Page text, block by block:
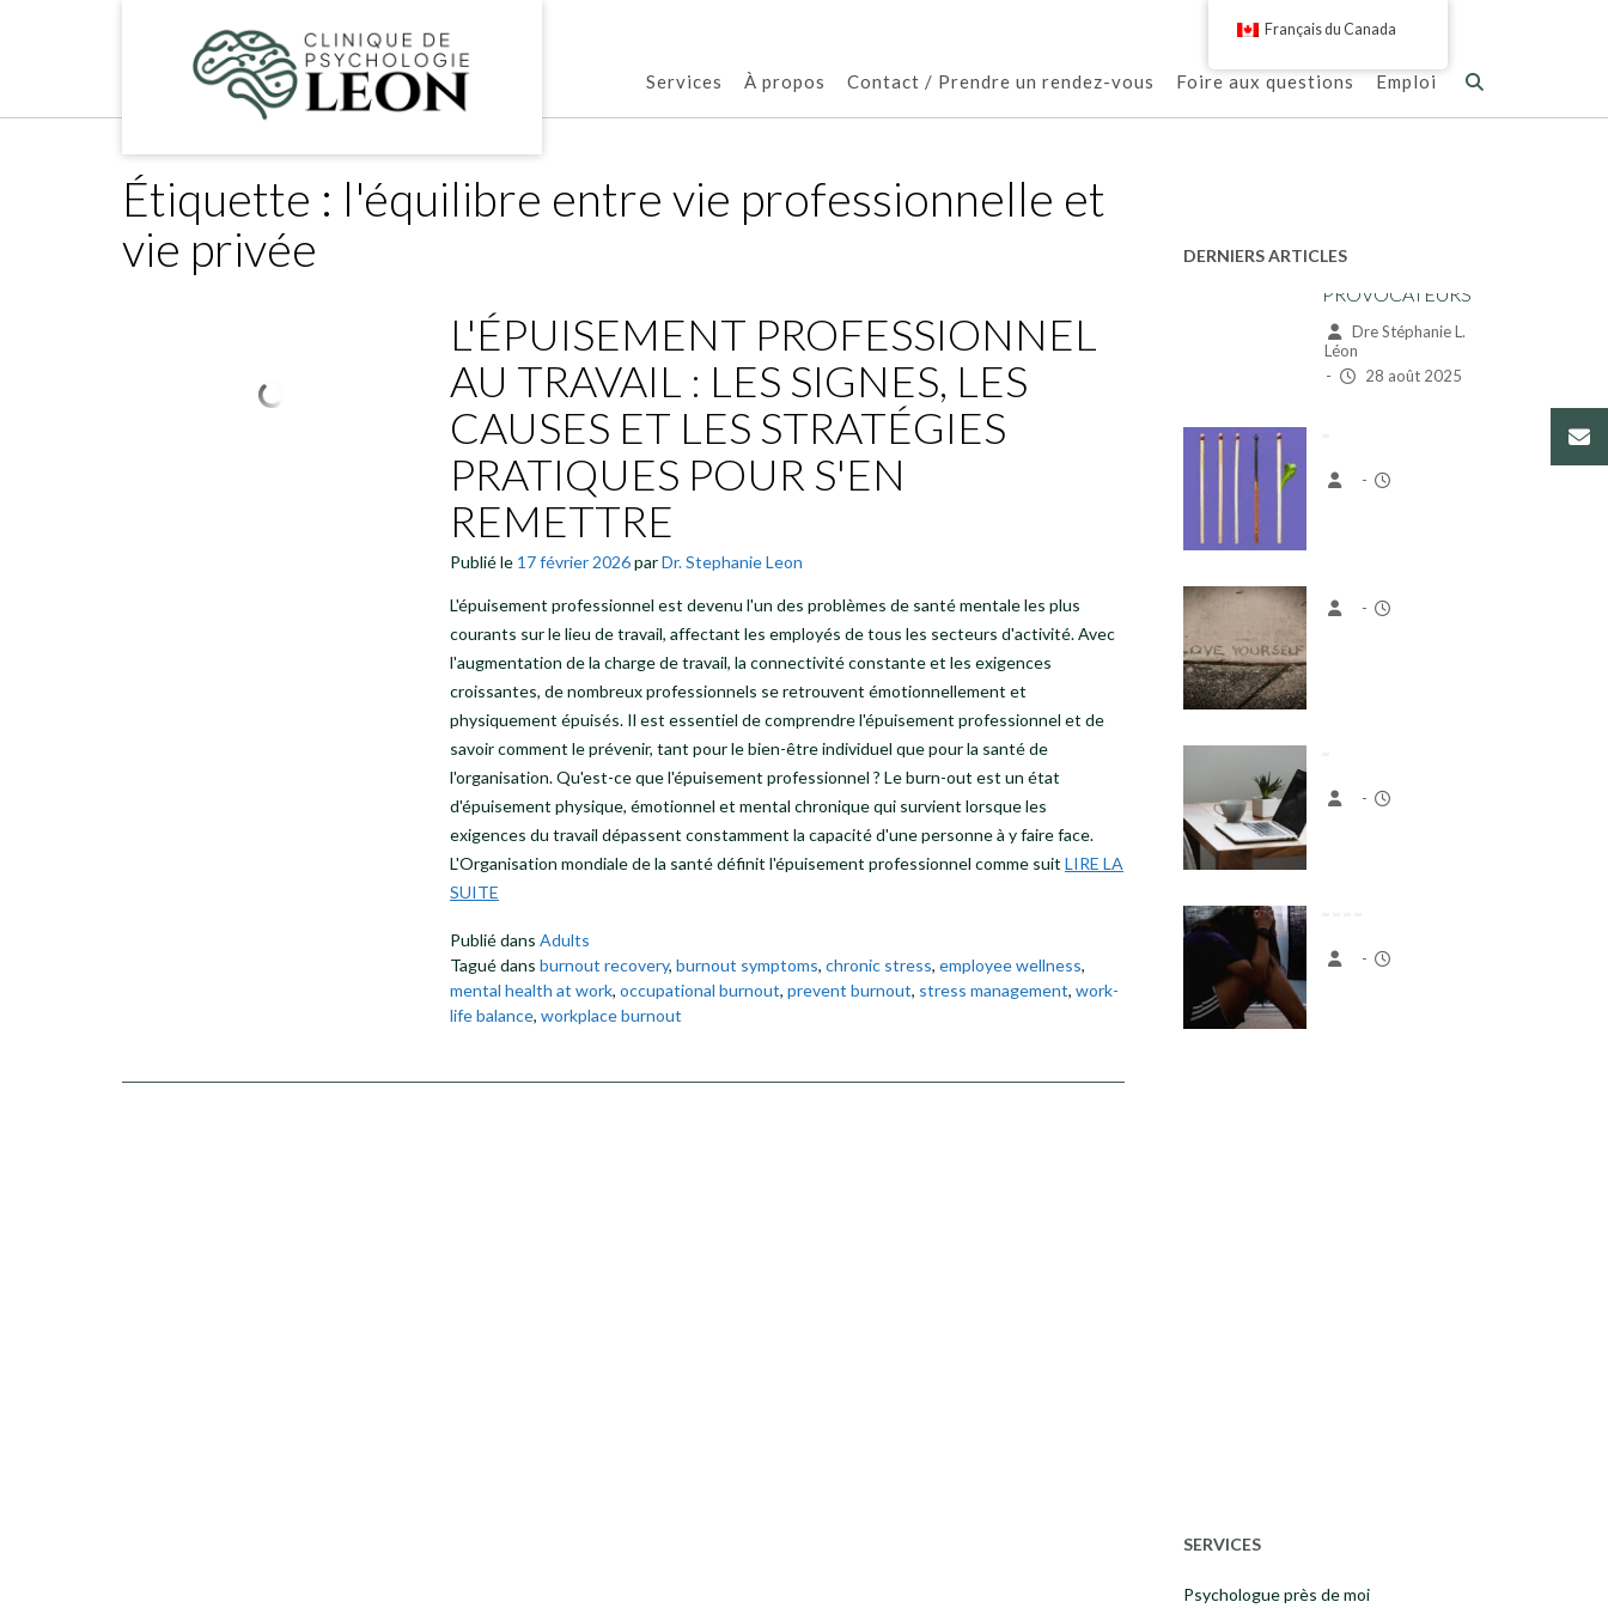
Services À propos Contact / Prendre un rendez-vous Foire aux questions Emploi
Étiquette : l'équilibre entre vie professionnelle et
vie privée
L'ÉPUISEMENT PROFESSIONNEL
AU TRAVAIL : LES SIGNES, LES
CAUSES ET LES STRATÉGIES
PRATIQUES POUR S'EN
REMETTRE
Publié le 17 février 2026parDr. Stephanie Leon
L'épuisement professionnel est devenu l'un des problèmes de santé mentale les plus
courants sur le lieu de travail, affectant les employés de tous les secteurs d'activité. Avec
l'augmentation de la charge de travail, la connectivité constante et les exigences
croissantes, de nombreux professionnels se retrouvent émotionnellement et
physiquement épuisés. Il est essentiel de comprendre l'épuisement professionnel et de
savoir comment le prévenir, tant pour le bien-être individuel que pour la santé de
l'organisation. Qu'est-ce que l'épuisement professionnel ? Le burn-out est un état
d'épuisement physique, émotionnel et mental chronique qui survient lorsque les
exigences du travail dépassent constamment la capacité d'une personne à y faire face.
L'Organisation mondiale de la santé définit l'épuisement professionnel comme suit LIRE LA
SUITE
Publié dans Adults
Tagué dans burnout recovery, burnout symptoms, chronic stress, employee wellness,
mental health at work, occupational burnout, prevent burnout, stress management, work-
life balance, workplace burnout
DERNIERS ARTICLES
SERVICES
Psychologue près de moi
Français du Canada